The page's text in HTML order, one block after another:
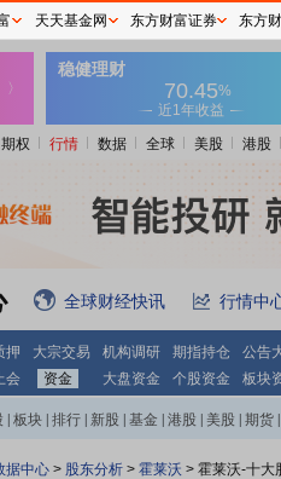
期权 行情 数据 全球 美股 港股
全球财经快讯 行情中
押 大宗交易 机构调研 期指持仓
公告
会 资金 大盘资金 个股资金 板块
板块 排行 新股 基金 港股 美股 期货
据中心 > 股东分析 > 霍莱沃 > 霍莱沃-十大
天天基金网 东方财富证券 东方